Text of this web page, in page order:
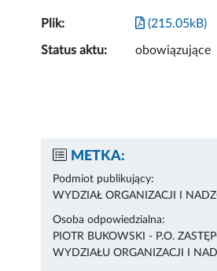
Plik: (215.05kB)
Status aktu: obowiązujące
METKA:
Podmiot publikujący:
WYDZIAŁ ORGANIZACJI I
Osoba odpowiedzialna:
PIOTR BUKOWSKI - P.O.
WYDZIAŁU ORGANIZACJI I